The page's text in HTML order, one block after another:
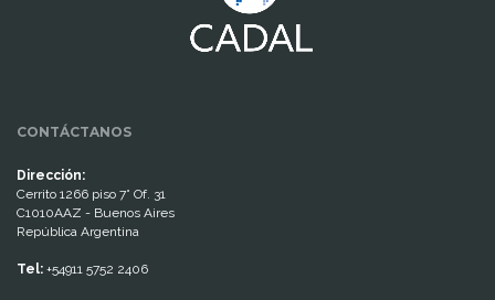
CONTÁCTANOS
Dirección:
Cerrito 1266 piso 7° Of. 31
C1010AAZ - Buenos Aires
República Argentina
Tel: +54911 5752 2406